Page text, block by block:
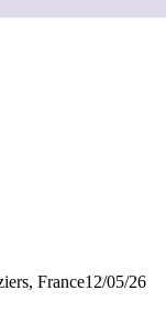
France12/05/26